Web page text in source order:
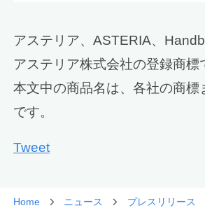
アステリア、ASTERIA、
アステリア株式会社の登録商標
本文中の商品名は、各社の商標
です。
Tweet
Home ニュース プレスリリース